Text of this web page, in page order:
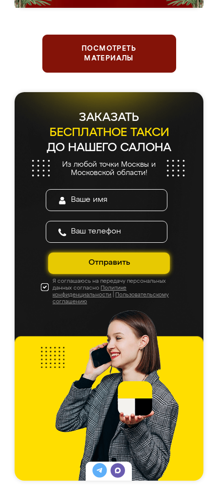
ПОСМОТРЕТЬ
МАТЕРИАЛЫ
ЗАКАЗАТЬ
БЕСПЛАТНОЕ ТАКСИ
ДО НАШЕГО САЛОНА
Из любой точки Москвы и
Московской области!
Отправить
Я соглашаюсь на передачу персональных
данных согласно Политике
конфиденциальности
Пользовательскому
соглашению